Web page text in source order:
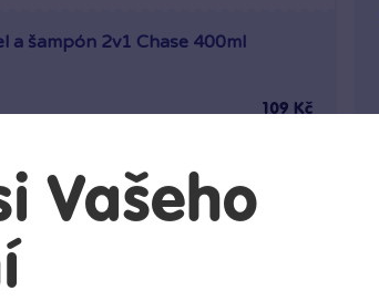
a šampón 2v1 Chase 400ml
109 Kč
Do košíku
Vašeho